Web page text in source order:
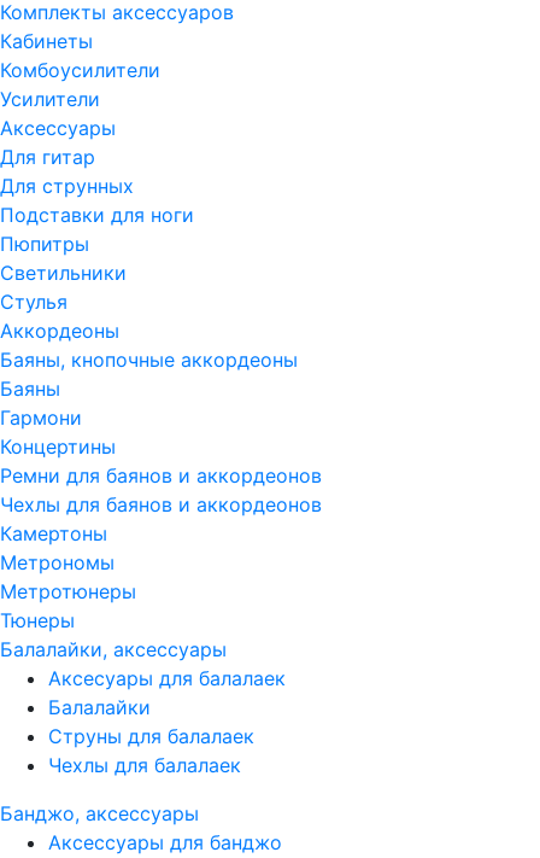
Комплекты аксессуаров
Кабинеты
Комбоусилители
Усилители
Аксессуары
Для гитар
Для струнных
Подставки для ноги
Пюпитры
Светильники
Стулья
Аккордеоны
Баяны, кнопочные аккордеоны
Баяны
Гармони
Концертины
Ремни для баянов и аккордеонов
Чехлы для баянов и аккордеонов
Камертоны
Метрономы
Метротюнеры
Тюнеры
Балалайки, аксессуары
Аксесуары для балалаек
Балалайки
Струны для балалаек
Чехлы для балалаек
Банджо, аксессуары
Аксессуары для банджо